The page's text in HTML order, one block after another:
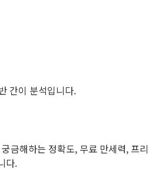
간이 분석입니다.
금해하는 정확도, 무료 만세력, 프리
다.